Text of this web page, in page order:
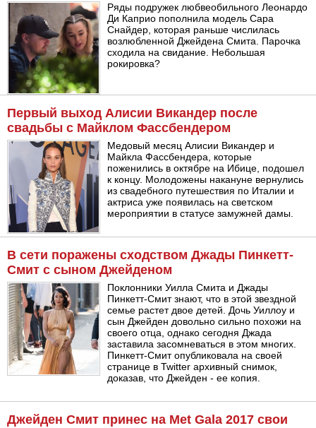
Ряды подружек любвеобильного Леонардо
Ди Каприо пополнила модель Сара
Снайдер, которая раньше числилась
возлюбленной Джейдена Смита. Парочка
сходила на свидание. Небольшая
рокировка?
Первый выход Алисии Викандер после
свадьбы с Майклом Фассбендером
Медовый месяц Алисии Викандер и
Майкла Фассбендера, которые
поженились в октябре на Ибице, подошел
к концу. Молодожены накануне вернулись
из свадебного путешествия по Италии и
актриса уже появилась на светском
мероприятии в статусе замужней дамы.
В сети поражены сходством Джады Пинкетт-
Смит с сыном Джейденом
Поклонники Уилла Смита и Джады
Пинкетт-Смит знают, что в этой звездной
семье растет двое детей. Дочь Уиллоу и
сын Джейден довольно сильно похожи на
своего отца, однако сегодня Джада
заставила засомневаться в этом многих.
Пинкетт-Смит опубликовала на своей
странице в Twitter архивный снимок,
доказав, что Джейден - ее копия.
Джейден Смит принес на Met Gala 2017 свои